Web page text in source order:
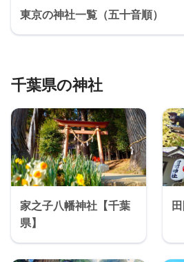
東京の神社一覧（五十音順）
千葉県の神社
家之子八幡神社【千葉
県】